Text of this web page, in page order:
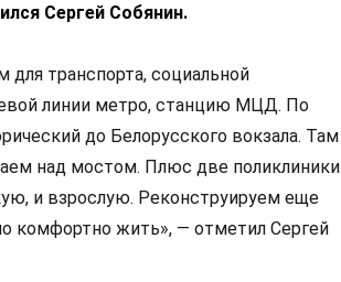
Сергей Собянин.
транспорта, социальной
линии метро, станцию МЦД. По
до Белорусского вокзала. Там
над мостом. Плюс две поликлиники
и взрослую. Реконструируем еще
комфортно жить», — отметил Сергей